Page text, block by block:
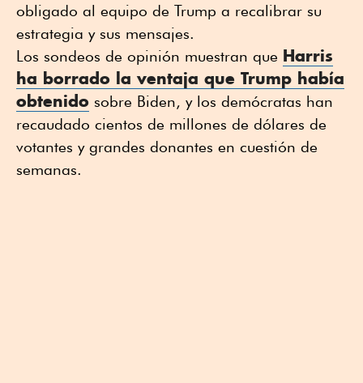
obligado al equipo de Trump a recalibrar su
estrategia y sus mensajes.
Los sondeos de opinión muestran que Harris
ha borrado la ventaja que Trump había
obtenido sobre Biden, y los demócratas han
recaudado cientos de millones de dólares de
votantes y grandes donantes en cuestión de
semanas.